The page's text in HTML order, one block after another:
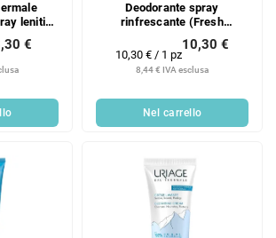
lenitivo
150 ml
€
Deodorante spray
rinfrescante (Fresh
Deodorant) 125 ml
8,44 € IVA esclusa
10,30 €
Prezzo
della
10,30 € / 1 pz
Nel carrello